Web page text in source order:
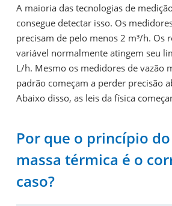
A maioria das tecnologias de
consegue detectar isso. Os
precisam de pelo menos 2 m³/h. Os
variável normalmente atingem seu
L/h. Mesmo os medidores de vazão
padrão começam a perder precisão
Abaixo disso, as leis da física
Por que o princípio
massa térmica é o
caso?